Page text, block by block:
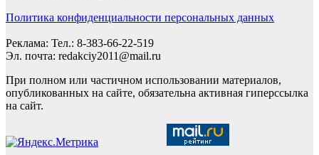
Политика конфиденциальности персональных данных
Реклама: Тел.: 8-383-66-22-519
Эл. почта: redakciy2011@mail.ru
При полном или частичном использовании материалов,
опубликованных на сайте, обязательна активная гиперссылка
на сайт.